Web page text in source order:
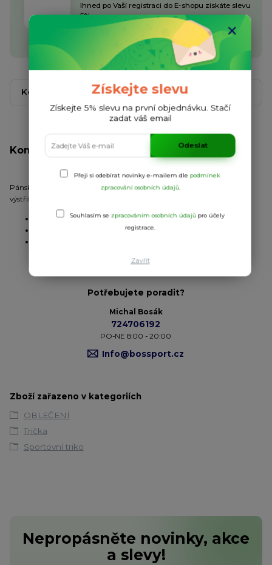
Ihned po Vaší registraci do E-shopu získáte slevu
5%
Kompletní specifikace Komentáře
Kompletní specifikace
Pánské/dětské funkční triko s krátkým raglánovým rukávem. Kulatý
výstřih. Pohodlné, snadno přizpůsobitelné na tělo.
Úplet:hladký
Potřebujete poradit?
Michal Bosák
724706192
PO-NE 8:00 - 20:00
Info@bossport.cz
Zboží zařazeno v kategoriích
OBLEČENÍ
Trička
Sportovní triko
Nepropásněte novinky, akce
a slevy!
Získejte slevu
Získejte 5% slevu na první objednávku. Stačí
zadat váš email
Odeslat
Přeji si odebírat novinky e-mailem dle podmínek
zpracování osobních údajů.
Souhlasím se zpracováním osobních údajůpro účely
registrace.
Zavřít